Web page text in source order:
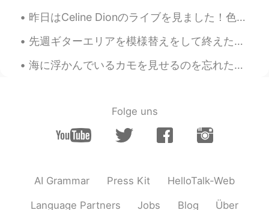
昨日はCeline Dionのライブを見ました！色々なライブに行ったけど、 Celineのライブが一番よいライブだと思います！もう51歳でも、まだとてもとても強いエネルギーがあります！彼女の歌を...
先週ギターエリアを模様替えをして終えたと思いましたが、後で家族の友達は私に電話をかけました。 あの友達は「ジョーイ、久しぶりですね！最近子供たちはピアノに興味がありません！もうすぐ家を売るつも...
海に浮かんでいるカモを見せるのを忘れたので、これをまた投稿します lol~🧚‍♀️✨^ ^🦆😂 今日は一日中雨が降り、空はとても曇って見えます!!~✨✨🤗😍☔雨の日が大好き~~✨🧚‍♀️☔🌼
Folge uns
AI Grammar Press Kit HelloTalk-Web
Language Partners Jobs Blog Über